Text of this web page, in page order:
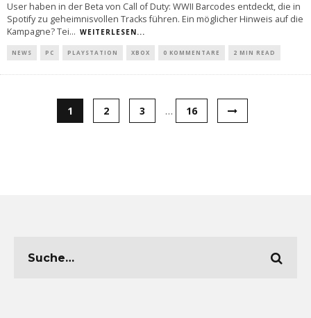
User haben in der Beta von Call of Duty: WWII Barcodes entdeckt, die in
Spotify zu geheimnisvollen Tracks führen. Ein möglicher Hinweis auf die
Kampagne? Tei... WEITERLESEN...
NEWS PC PLAYSTATION XBOX 0 KOMMENTARE 2 MIN READ
1 2 3 … 16